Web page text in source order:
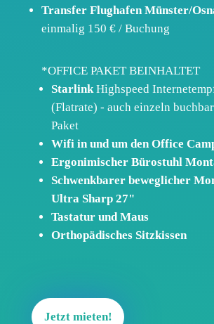
Transfer Flughafen Münster/
einmalig 150 € / Buchung
*OFFICE PAKET BEINHALTET
StarlinkHighspeed
(Flatrate) - auch einzeln
Paket
Wifi in und um den Office
Ergonimischer Bürostuhl
Schwenkbarer beweglicher
Ultra Sharp 27"
Tastatur und Maus
Orthopädisches Sitzkissen
Jetzt mieten!